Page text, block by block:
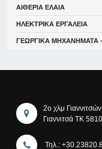
ΑΙΘΕΡΙΑ ΕΛΑΙΑ
ΗΛΕΚΤΡΙΚΑ ΕΡΓΑΛΕΙΑ
ΓΕΩΡΓΙΚΑ ΜΗΧΑΝΗΜΑΤΑ
2ο χλμ
Γιαννιτσά ΤΚ
Τηλ.: